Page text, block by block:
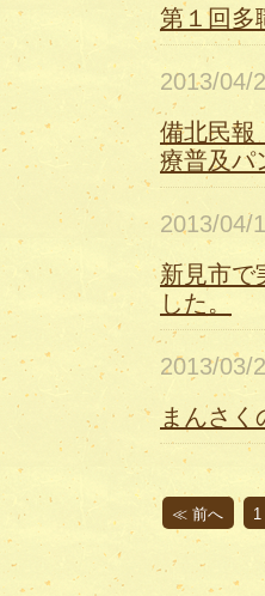
第１回多
2013/04/
備北民報
療普及パ
2013/04/
新見市で
した。
2013/03/
まんさ
≪ 前へ 1